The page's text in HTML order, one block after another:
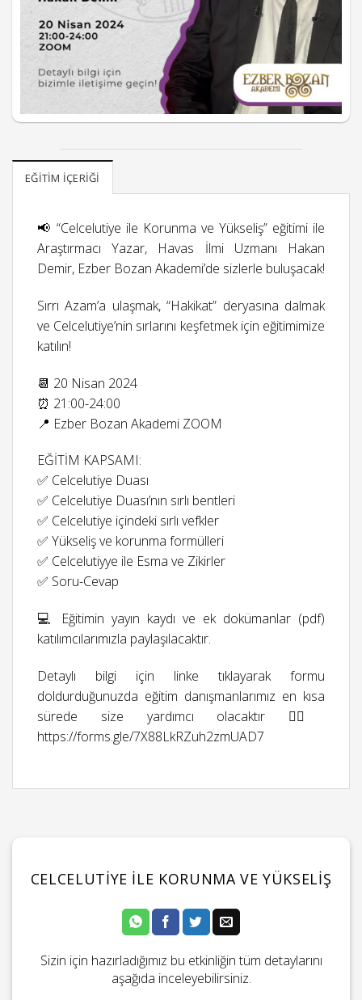
EĞITIM İÇERIĞI
📢 “Celcelutiye ile Korunma ve Yükseliş” eğitimi ile
Araştırmacı Yazar, Havas İlmi Uzmanı Hakan
Demir, Ezber Bozan Akademi’de sizlerle buluşacak!
Sırrı Azam’a ulaşmak, “Hakikat” deryasına dalmak
ve Celcelutiye’nin sırlarını keşfetmek için eğitimimize
katılın!
📆 20 Nisan 2024
⏰ 21:00-24:00
📍 Ezber Bozan Akademi ZOOM
EĞİTİM KAPSAMI:
✅ Celcelutiye Duası
✅ Celcelutiye Duası’nın sırlı bentleri
✅ Celcelutiye içindeki sırlı vefkler
✅ Yükseliş ve korunma formülleri
✅ Celcelutiyye ile Esma ve Zikirler
✅ Soru-Cevap
💻 Eğitimin yayın kaydı ve ek dokümanlar (pdf)
katılımcılarımızla paylaşılacaktır.
Detaylı bilgi için linke tıklayarak formu
doldurduğunuzda eğitim danışmanlarımız en kısa
sürede size yardımcı olacaktır 👉🏻
https://forms.gle/7X88LkRZuh2zmUAD7
CELCELUTIYE ILE KORUNMA VE YÜKSELIŞ
Sizin için hazırladığımız bu etkinliğin tüm detaylarını
aşağıda inceleyebilirsiniz.